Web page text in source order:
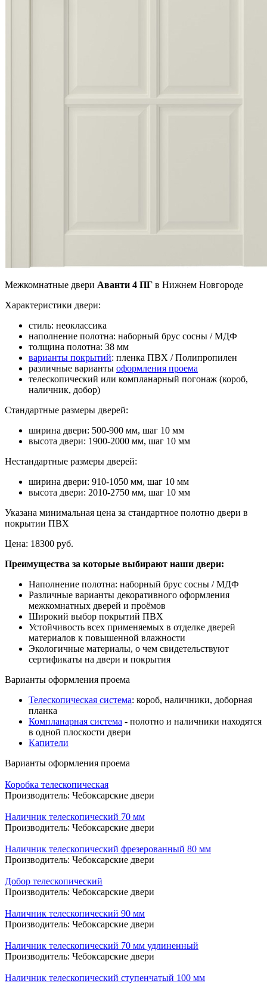
Межкомнатные двери Аванти 4 ПГ в Нижнем Новгороде
Характеристики двери:
стиль: неоклассика
наполнение полотна: наборный брус сосны / МДФ
толщина полотна: 38 мм
варианты покрытий: пленка ПВХ / Полипропилен
различные варианты оформления проема
телескопический или компланарный погонаж (короб,
наличник, добор)
Стандартные размеры дверей:
ширина двери: 500-900 мм, шаг 10 мм
высота двери: 1900-2000 мм, шаг 10 мм
Нестандартные размеры дверей:
ширина двери: 910-1050 мм, шаг 10 мм
высота двери: 2010-2750 мм, шаг 10 мм
Указана минимальная цена за стандартное полотно двери в
покрытии ПВХ
Цена: 18300 руб.
Преимущества за которые выбирают наши двери:
Наполнение полотна: наборный брус сосны / МДФ
Различные варианты декоративного оформления
межкомнатных дверей и проёмов
Широкий выбор покрытий ПВХ
Устойчивость всех применяемых в отделке дверей
материалов к повышенной влажности
Экологичные материалы, о чем свидетельствуют
сертификаты на двери и покрытия
Варианты оформления проема
Телескопическая система: короб, наличники, доборная
планка
Компланарная система - полотно и наличники находятся
в одной плоскости двери
Капители
Варианты оформления проема
Коробка телескопическая
Производитель: Чебоксарские двери
Наличник телескопический 70 мм
Производитель: Чебоксарские двери
Наличник телескопический фрезерованный 80 мм
Производитель: Чебоксарские двери
Добор телескопический
Производитель: Чебоксарские двери
Наличник телескопический 90 мм
Производитель: Чебоксарские двери
Наличник телескопический 70 мм удлиненный
Производитель: Чебоксарские двери
Наличник телескопический ступенчатый 100 мм